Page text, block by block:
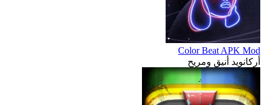
Color Beat APK Mod
أركانويد أنيق ومريح